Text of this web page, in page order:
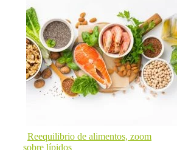
Reequilibrio de alimentos, zoom
sobre lípidos